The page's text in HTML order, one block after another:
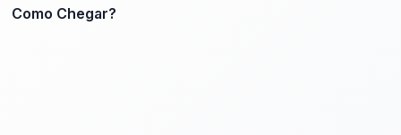
Como Chegar?